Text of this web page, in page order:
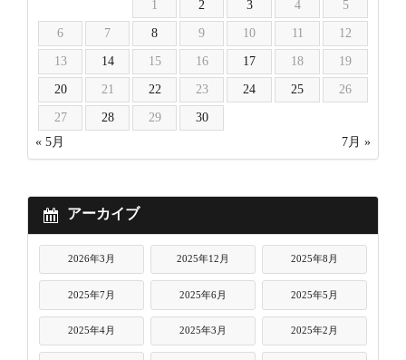
1 2 3 4 5
6 7 8 9 10 11 12
13 14 15 16 17 18 19
20 21 22 23 24 25 26
27 28 29
30
« 5月
7月 »
アーカイブ
2026年3月 2025年12月 2025年8月
2025年7月 2025年6月 2025年5月
2025年4月 2025年3月 2025年2月